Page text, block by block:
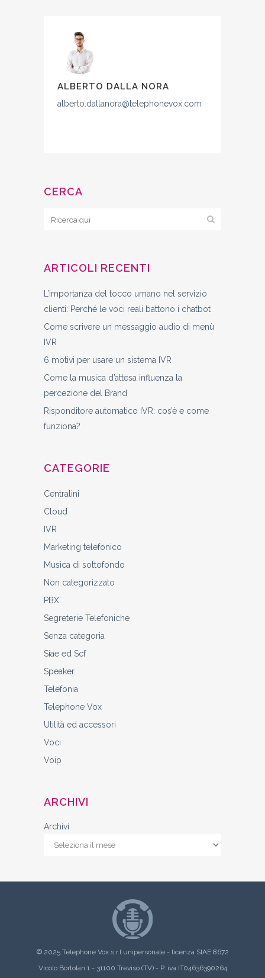
ALBERTO DALLA NORA
alberto.dallanora@telephonevox.com
CERCA
ARTICOLI RECENTI
L’importanza del tocco umano nel servizio
clienti: Perché le voci reali battono i chatbot
Come scrivere un messaggio audio di menù
IVR
6 motivi per usare un sistema IVR
Come la musica d’attesa influenza la
percezione del Brand
Risponditore automatico IVR: cos’è e come
funziona?
CATEGORIE
Centralini
Cloud
IVR
Marketing telefonico
Musica di sottofondo
Non categorizzato
PBX
Segreterie Telefoniche
Senza categoria
Siae ed Scf
Speaker
Telefonia
Telephone Vox
Utilità ed accessori
Voci
Voip
ARCHIVI
Archivi
© 2025 Telephone Vox s.r.l unipersonale - licenza SIAE 8672
Vicolo Bortolan 1 - 31100 Treviso (TV) - P. iva IT04636390264